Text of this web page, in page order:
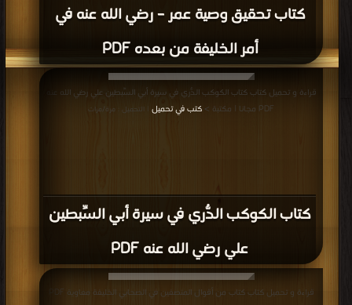
كتاب تحقيق وصية عمر – رضي الله عنه في
أمر الخليفة من بعده PDF
كتاب الكوكب الدُّري في سيرة أبي السِّبطين
علي رضي الله عنه PDF
قراءة و تحميل كتاب كتاب الكوكب الدُّري في سيرة أبي السِّبطين علي رضي الله عنه
PDF مجانا | مكتبة >
كتب في تحميل | التحميل : مرة/مرات